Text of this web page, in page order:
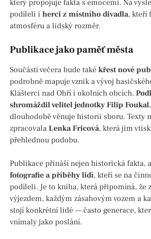
který propojuje fakta s emocemi. Na
podíleli i herci z místního divadla, kteří
atmosféru a lidský rozměr.
Publikace jako paměť města
Součástí večera bude také křest nové
podrobně mapuje vznik a vývoj
Klášterci nad Ohří i okolních obcích.
shromáždil velitel jednotky Filip Foukal
dlouhodobě věnuje historii sboru. Texty
zpracovala Lenka Fricová, která jim
přehlednou podobu.
Publikace přináší nejen historická fakta,
fotografie a příběhy lidí, kteří se na
podíleli. Je to kniha, která připomíná, že
výjezdem, každým zásahovým vozem a
stojí konkrétní lidé — často generace,
vnímaly jako poslání.